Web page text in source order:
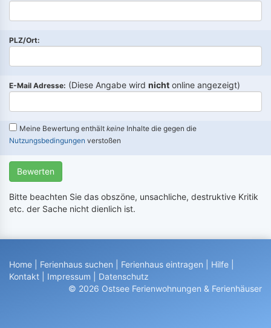
PLZ/Ort:
E-Mail Adresse: (Diese Angabe wird nicht online angezeigt)
Meine Bewertung enthält keine Inhalte die gegen die
Nutzungsbedingungen verstoßen
Bewerten
Bitte beachten Sie das obszöne, unsachliche, destruktive Kritik
etc. der Sache nicht dienlich ist.
Home Ferienhaus suchen Ferienhaus eintragen Hilfe
Kontakt
Impressum
Datenschutz
© 2026 Ostsee Ferienwohnungen & Ferienhäuser